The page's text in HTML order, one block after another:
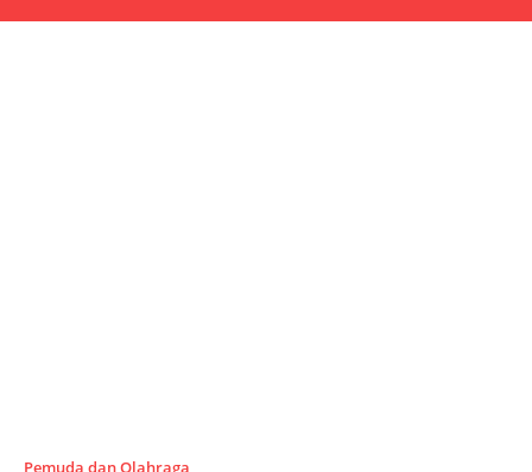
Pemuda dan Olahraga